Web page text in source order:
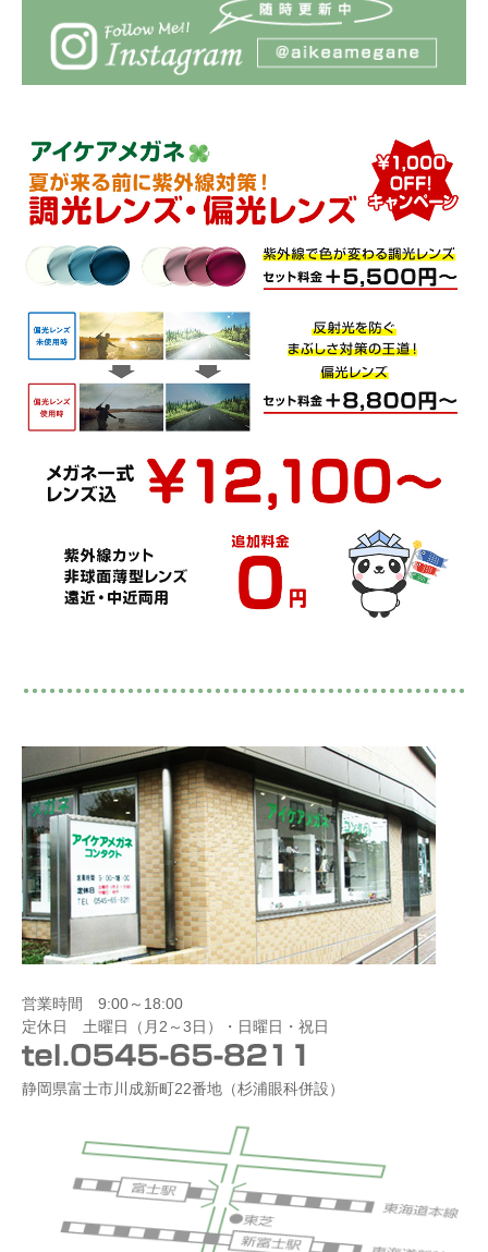
営業時間 9:00～18:00
定休日 土曜日（月2～3日）・日曜日・祝日
静岡県富士市川成新町22番地（杉浦眼科併設）